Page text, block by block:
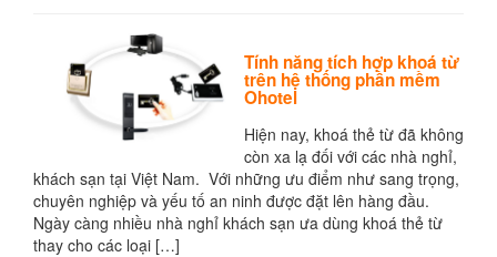
Tính năng tích hợp khoá từ
trên hệ thống phần mềm
Ohotel
Hiện nay, khoá thẻ từ đã không
còn xa lạ đối với các nhà nghỉ,
khách sạn tại Việt Nam. Với những ưu điểm như sang trọng,
chuyên nghiệp và yếu tố an ninh được đặt lên hàng đầu.
Ngày càng nhiều nhà nghỉ khách sạn ưa dùng khoá thẻ từ
thay cho các loại […]